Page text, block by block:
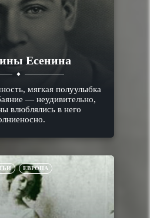
Есенина
мягкая полуулыбка
— неудивительно,
влюблялись в него
ЕВРОПА